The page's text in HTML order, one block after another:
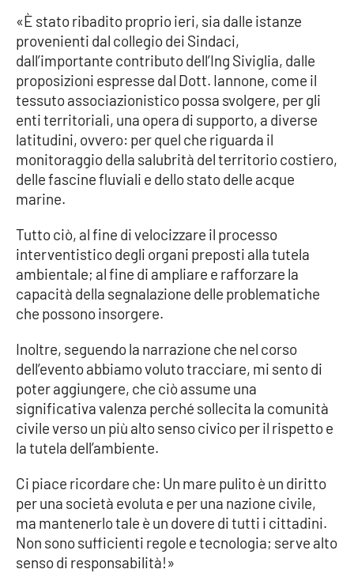
«È stato ribadito proprio ieri, sia dalle istanze
provenienti dal collegio dei Sindaci,
dall’importante contributo dell’Ing Siviglia, dalle
proposizioni espresse dal Dott. Iannone, come il
tessuto associazionistico possa svolgere, per gli
enti territoriali, una opera di supporto, a diverse
latitudini, ovvero: per quel che riguarda il
monitoraggio della salubrità del territorio costiero,
delle fascine fluviali e dello stato delle acque
marine.
Tutto ciò, al fine di velocizzare il processo
interventistico degli organi preposti alla tutela
ambientale; al fine di ampliare e rafforzare la
capacità della segnalazione delle problematiche
che possono insorgere.
Inoltre, seguendo la narrazione che nel corso
dell’evento abbiamo voluto tracciare, mi sento di
poter aggiungere, che ciò assume una
significativa valenza perché sollecita la comunità
civile verso un più alto senso civico per il rispetto e
la tutela dell’ambiente.
Ci piace ricordare che: Un mare pulito è un diritto
per una società evoluta e per una nazione civile,
ma mantenerlo tale è un dovere di tutti i cittadini.
Non sono sufficienti regole e tecnologia; serve alto
senso di responsabilità!»